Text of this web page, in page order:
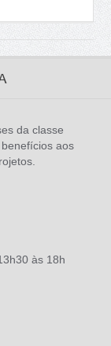
da classe
aos
às 18h